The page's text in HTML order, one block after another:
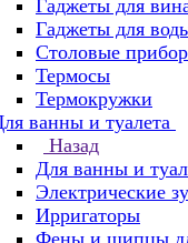
Гаджеты для
Гаджеты для
Столовые
Термосы
Термокружки
ванны и туалета
Назад
Для ванны и
Электрические
Ирригаторы
Фены и щипцы